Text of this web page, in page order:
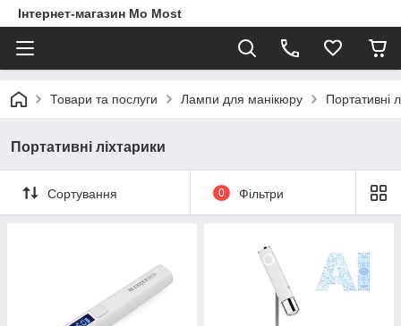
Інтернет-магазин Mo Most
Товари та послуги Лампи для манікюру Портативні
Портативні ліхтарики
Сортування 0 Фільтри